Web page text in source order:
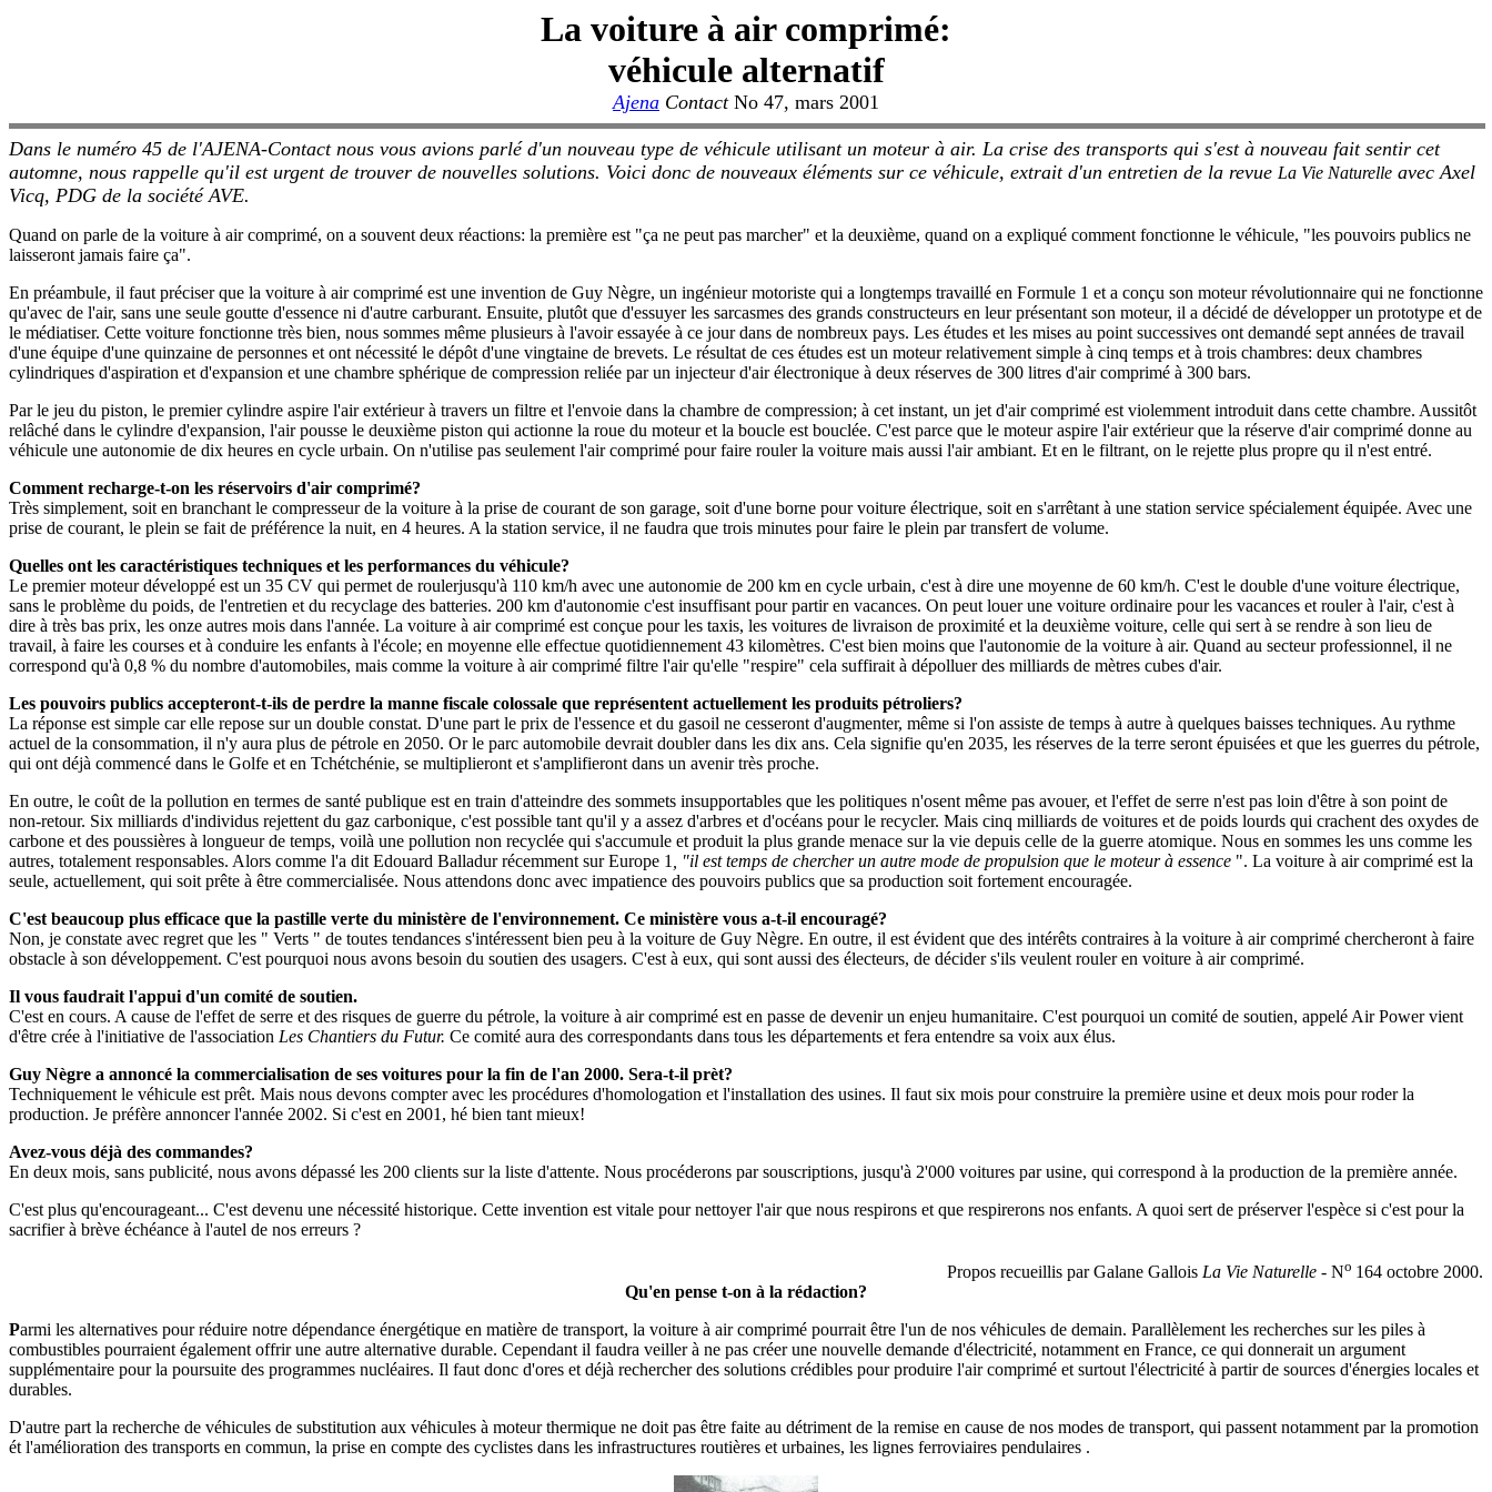
La voiture à air comprimé:
véhicule alternatif
Ajena ContactNo 47, mars 2001
Dans le numéro 45 de l'AJENA-Contact nous vous avions parlé d'un nouveau type de véhicule utilisant un moteur à air. La crise des transports qui s'est à nouveau fait sentir cet
automne, nous rappelle qu'il est urgent de trouver de nouvelles solutions. Voici donc de nouveaux éléments sur ce véhicule, extrait d'un entretien de la revue La Vie Naturelle avec Axel
Vicq, PDG de la société AVE.
Quand on parle de la voiture à air comprimé, on a souvent deux réactions: la première est "ça ne peut pas marcher" et la deuxième, quand on a expliqué comment fonctionne le véhicule, "les pouvoirs publics ne
laisseront jamais faire ça".
En préambule, il faut préciser que la voiture à air comprimé est une invention de Guy Nègre, un ingénieur motoriste qui a longtemps travaillé en Formule 1 et a conçu son moteur révolutionnaire qui ne fonctionne
qu'avec de l'air, sans une seule goutte d'essence ni d'autre carburant. Ensuite, plutôt que d'essuyer les sarcasmes des grands constructeurs en leur présentant son moteur, il a décidé de développer un prototype et de
le médiatiser. Cette voiture fonctionne très bien, nous sommes même plusieurs à l'avoir essayée à ce jour dans de nombreux pays. Les études et les mises au point successives ont demandé sept années de travail
d'une équipe d'une quinzaine de personnes et ont nécessité le dépôt d'une vingtaine de brevets. Le résultat de ces études est un moteur relativement simple à cinq temps et à trois chambres: deux chambres
cylindriques d'aspiration et d'expansion et une chambre sphérique de compression reliée par un injecteur d'air électronique à deux réserves de 300 litres d'air comprimé à 300 bars.
Par le jeu du piston, le premier cylindre aspire l'air extérieur à travers un filtre et l'envoie dans la chambre de compression; à cet instant, un jet d'air comprimé est violemment introduit dans cette chambre. Aussitôt
relâché dans le cylindre d'expansion, l'air pousse le deuxième piston qui actionne la roue du moteur et la boucle est bouclée. C'est parce que le moteur aspire l'air extérieur que la réserve d'air comprimé donne au
véhicule une autonomie de dix heures en cycle urbain. On n'utilise pas seulement l'air comprimé pour faire rouler la voiture mais aussi l'air ambiant. Et en le filtrant, on le rejette plus propre qu il n'est entré.
Comment recharge-t-on les réservoirs d'air comprimé?
Très simplement, soit en branchant le compresseur de la voiture à la prise de courant de son garage, soit d'une borne pour voiture électrique, soit en s'arrêtant à une station service spécialement équipée. Avec une
prise de courant, le plein se fait de préférence la nuit, en 4 heures. A la station service, il ne faudra que trois minutes pour faire le plein par transfert de volume.
Quelles ont les caractéristiques techniques et les performances du véhicule?
Le premier moteur développé est un 35 CV qui permet de roulerjusqu'à 110 km/h avec une autonomie de 200 km en cycle urbain, c'est à dire une moyenne de 60 km/h. C'est le double d'une voiture électrique,
sans le problème du poids, de l'entretien et du recyclage des batteries. 200 km d'autonomie c'est insuffisant pour partir en vacances. On peut louer une voiture ordinaire pour les vacances et rouler à l'air, c'est à
dire à très bas prix, les onze autres mois dans l'année. La voiture à air comprimé est conçue pour les taxis, les voitures de livraison de proximité et la deuxième voiture, celle qui sert à se rendre à son lieu de
travail, à faire les courses et à conduire les enfants à l'école; en moyenne elle effectue quotidiennement 43 kilomètres. C'est bien moins que l'autonomie de la voiture à air. Quand au secteur professionnel, il ne
correspond qu'à 0,8 % du nombre d'automobiles, mais comme la voiture à air comprimé filtre l'air qu'elle "respire" cela suffirait à dépolluer des milliards de mètres cubes d'air.
Les pouvoirs publics accepteront-t-ils de perdre la manne fiscale colossale que représentent actuellement les produits pétroliers?
La réponse est simple car elle repose sur un double constat. D'une part le prix de l'essence et du gasoil ne cesseront d'augmenter, même si l'on assiste de temps à autre à quelques baisses techniques. Au rythme
actuel de la consommation, il n'y aura plus de pétrole en 2050. Or le parc automobile devrait doubler dans les dix ans. Cela signifie qu'en 2035, les réserves de la terre seront épuisées et que les guerres du pétrole,
qui ont déjà commencé dans le Golfe et en Tchétchénie, se multiplieront et s'amplifieront dans un avenir très proche.
En outre, le coût de la pollution en termes de santé publique est en train d'atteindre des sommets insupportables que les politiques n'osent même pas avouer, et l'effet de serre n'est pas loin d'être à son point de
non-retour. Six milliards d'individus rejettent du gaz carbonique, c'est possible tant qu'il y a assez d'arbres et d'océans pour le recycler. Mais cinq milliards de voitures et de poids lourds qui crachent des oxydes de
carbone et des poussières à longueur de temps, voilà une pollution non recyclée qui s'accumule et produit la plus grande menace sur la vie depuis celle de la guerre atomique. Nous en sommes les uns comme les
autres, totalement responsables. Alors comme l'a dit Edouard Balladur récemment sur Europe 1
, "il est temps de chercher un autre mode de propulsion que le moteur à essence ". La voiture à air comprimé est la
seule, actuellement, qui soit prête à être commercialisée. Nous attendons donc avec impatience des pouvoirs publics que sa production soit fortement encouragée.
C'est beaucoup plus efficace que la pastille verte du ministère de l'environnement. Ce ministère vous a-t-il encouragé?
Non, je constate avec regret que les " Verts " de toutes tendances s'intéressent bien peu à la voiture de Guy Nègre. En outre, il est évident que des intérêts contraires à la voiture à air comprimé chercheront à faire
obstacle à son développement. C'est pourquoi nous avons besoin du soutien des usagers. C'est à eux, qui sont aussi des électeurs, de décider s'ils veulent rouler en voiture à air comprimé.
Il vous faudrait l'appui d'un comité de soutien.
C'est en cours. A cause de l'effet de serre et des risques de guerre du pétrole, la voiture à air comprimé est en passe de devenir un enjeu humanitaire. C'est pourquoi un comité de soutien, appelé Air Power vient
d'être crée à l'initiative de l'association Les Chantiers du Futur. Ce comité aura des correspondants dans tous les départements et fera entendre sa voix aux élus.
Guy Nègre a annoncé la commercialisation de ses voitures pour la fin de l'an 2000. Sera-t-il prèt?
Techniquement le véhicule est prêt. Mais nous devons compter avec les procédures d'homologation et l'installation des usines. Il faut six mois pour construire la première usine et deux mois pour roder la
production. Je préfère annoncer l'année 2002. Si c'est en 2001, hé bien tant mieux!
Avez-vous déjà des commandes?
En deux mois, sans publicité, nous avons dépassé les 200 clients sur la liste d'attente. Nous procéderons par souscriptions, jusqu'à 2'000 voitures par usine, qui correspond à la production de la première année.
C'est plus qu'encourageant... C'est devenu une nécessité historique. Cette invention est vitale pour nettoyer l'air que nous respirons et que respirerons nos enfants. A quoi sert de préserver l'espèce si c'est pour la
sacrifier à brève échéance à l'autel de nos erreurs ?
Propos recueillis par Galane Gallois La Vie Naturelle - No 164 octobre 2000.
Qu'en pense t-on à la rédaction?
Parmi les alternatives pour réduire notre dépendance énergétique en matière de transport, la voiture à air comprimé pourrait être l'un de nos véhicules de demain. Parallèlement les recherches sur les piles à
combustibles pourraient également offrir une autre alternative durable. Cependant il faudra veiller à ne pas créer une nouvelle demande d'électricité, notamment en France, ce qui donnerait un argument
supplémentaire pour la poursuite des programmes nucléaires. Il faut donc d'ores et déjà rechercher des solutions crédibles pour produire l'air comprimé et surtout l'électricité à partir de sources d'énergies locales et
durables.
D'autre part la recherche de véhicules de substitution aux véhicules à moteur thermique ne doit pas être faite au détriment de la remise en cause de nos modes de transport, qui passent notamment par la promotion
ét l'amélioration des transports en commun, la prise en compte des cyclistes dans les infrastructures routières et urbaines, les lignes ferroviaires pendulaires .